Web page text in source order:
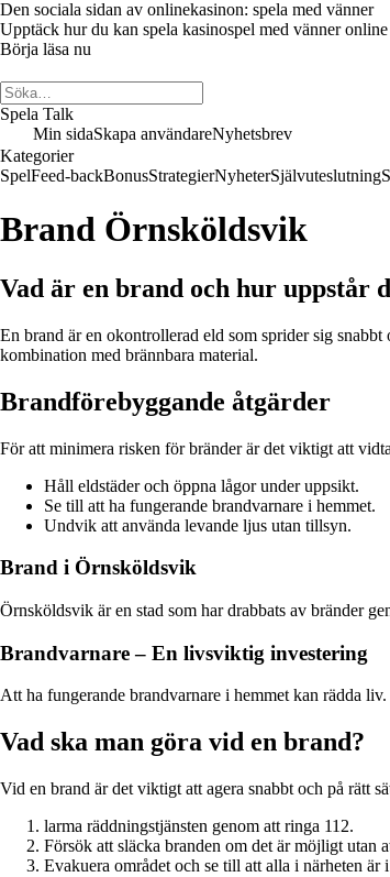
Den sociala sidan av onlinekasinon: spela med vänner
Upptäck hur du kan spela kasinospel med vänner
Börja läsa nu
Spela Talk
Min sidaSkapa användareNyhetsbrev
Kategorier
SpelFeed-backBonusStrategierNyheterSjälvuteslutning
Brand Örnsköldsvik
Vad är en brand och hur uppstår
En brand är en okontrollerad eld som sprider sig
kombination med brännbara material.
Brandförebyggande åtgärder
För att minimera risken för bränder är det viktigt att
Håll eldstäder och öppna lågor under uppsikt.
Se till att ha fungerande brandvarnare i hemmet.
Undvik att använda levande ljus utan tillsyn.
Brand i Örnsköldsvik
Örnsköldsvik är en stad som har drabbats av bränder
Brandvarnare – En livsviktig investering
Att ha fungerande brandvarnare i hemmet kan rädda
Vad ska man göra vid en brand?
Vid en brand är det viktigt att agera snabbt och på rätt
larma räddningstjänsten genom att ringa 112.
Försök att släcka branden om det är möjligt utan
Evakuera området och se till att alla i närheten är